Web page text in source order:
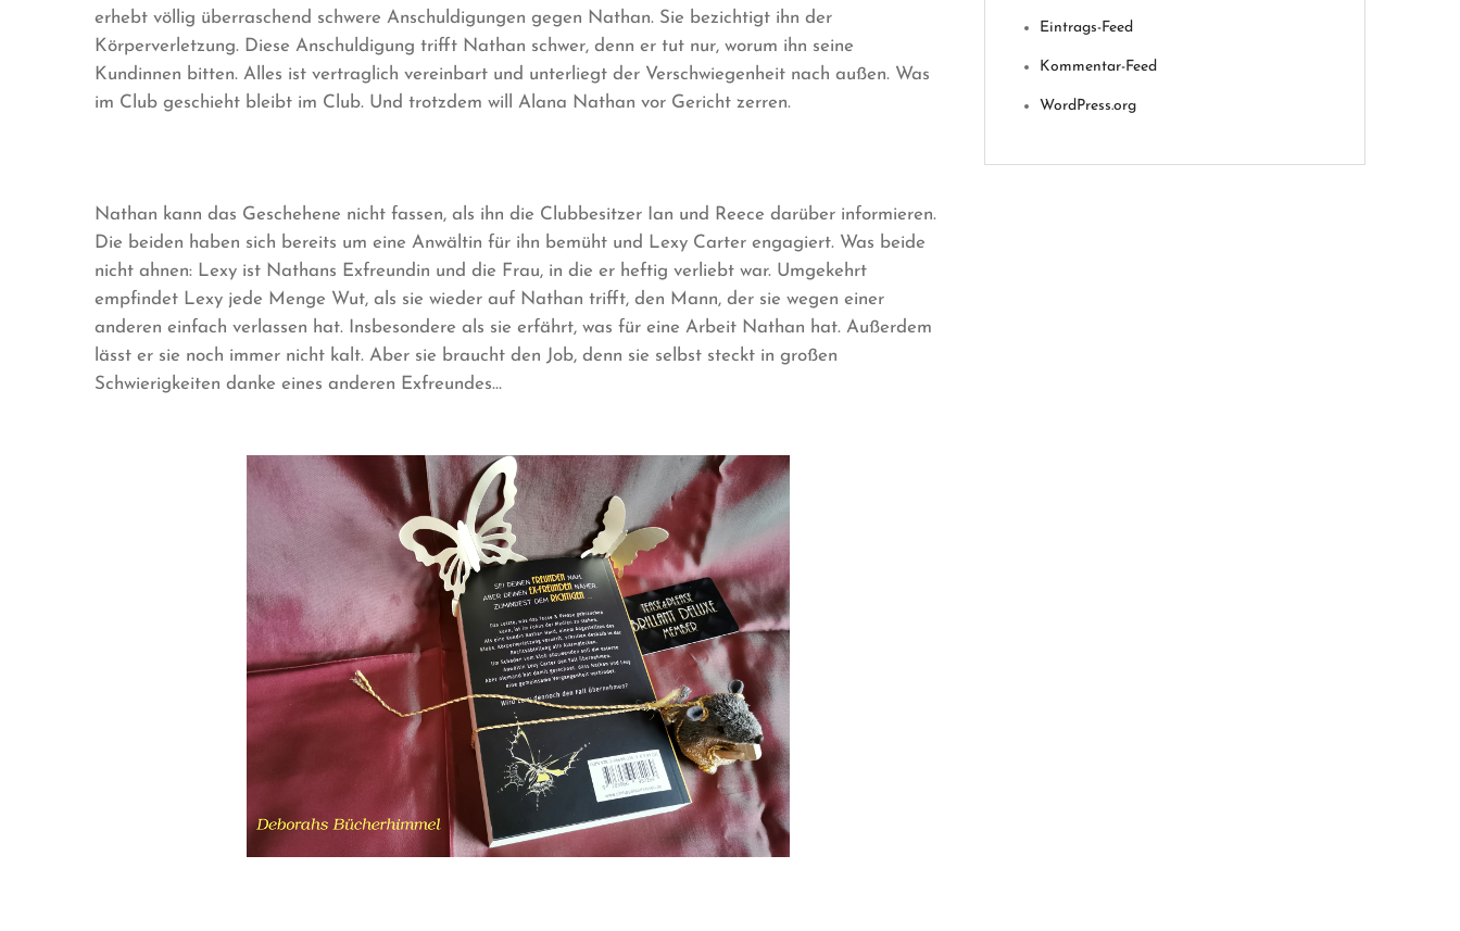
erhebt völlig überraschend schwere Anschuldigungen gegen Nathan. Sie bezichtigt ihn der
Körperverletzung. Diese Anschuldigung trifft Nathan schwer, denn er tut nur, worum ihn seine
Kundinnen bitten. Alles ist vertraglich vereinbart und unterliegt der Verschwiegenheit nach außen. Was
im Club geschieht bleibt im Club. Und trotzdem will Alana Nathan vor Gericht zerren.
Nathan kann das Geschehene nicht fassen, als ihn die Clubbesitzer Ian und Reece darüber informieren.
Die beiden haben sich bereits um eine Anwältin für ihn bemüht und Lexy Carter engagiert. Was beide
nicht ahnen: Lexy ist Nathans Exfreundin und die Frau, in die er heftig verliebt war. Umgekehrt
empfindet Lexy jede Menge Wut, als sie wieder auf Nathan trifft, den Mann, der sie wegen einer
anderen einfach verlassen hat. Insbesondere als sie erfährt, was für eine Arbeit Nathan hat. Außerdem
lässt er sie noch immer nicht kalt. Aber sie braucht den Job, denn sie selbst steckt in großen
Schwierigkeiten danke eines anderen Exfreundes…
Eintrags-Feed
Kommentar-Feed
WordPress.org